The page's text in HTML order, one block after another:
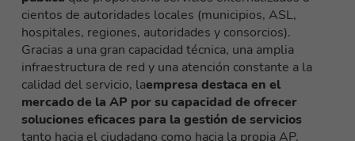
cientos de autoridades locales (municipios, ASL,
hospitales, regiones, autoridades y consorcios).
Gracias a una gran capacidad técnica, una amplia
infraestructura de red y una atención constante a la
calidad del servicio, laempresa destaca en el
mercado de la AP por su capacidad de ofrecer
soluciones eficaces para la gestión de servicios
tanto hacia el ciudadano como hacia la propia AP.